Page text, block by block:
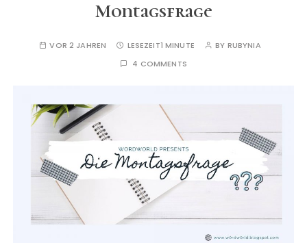
Montagsfrage
VOR 2 JAHREN LESEZEIT1 MINUTE BY RUBYNIA
4 COMMENTS